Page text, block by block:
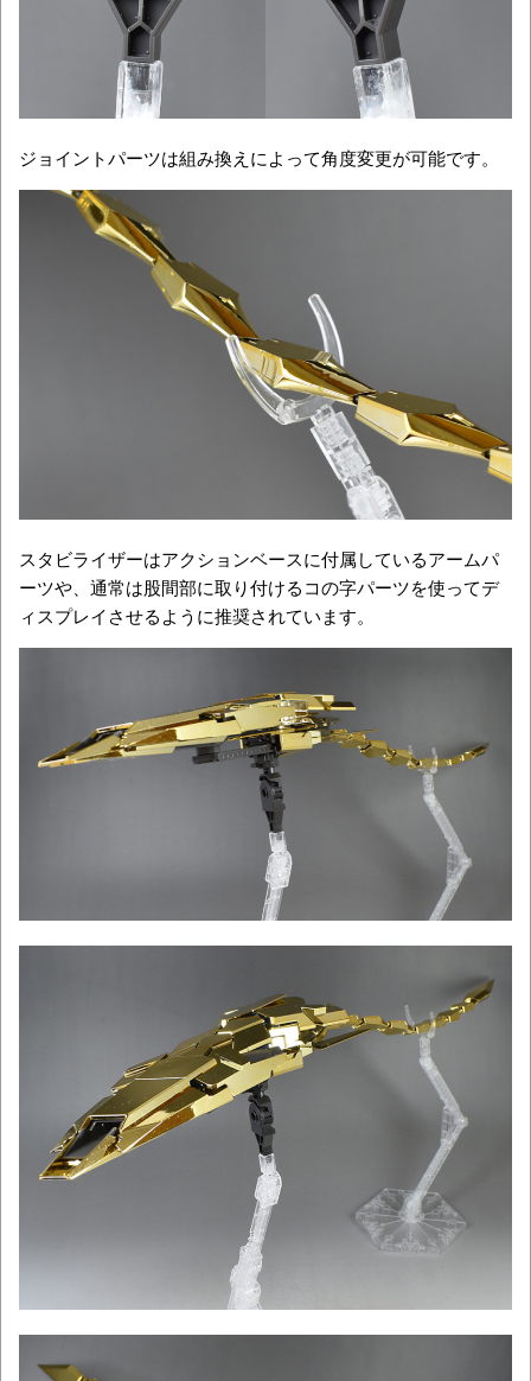
ジョイントパーツは組み換えによって角度変更が可能です。
スタビライザーはアクションベースに付属しているアームパ
ーツや、通常は股間部に取り付けるコの字パーツを使ってデ
ィスプレイさせるように推奨されています。